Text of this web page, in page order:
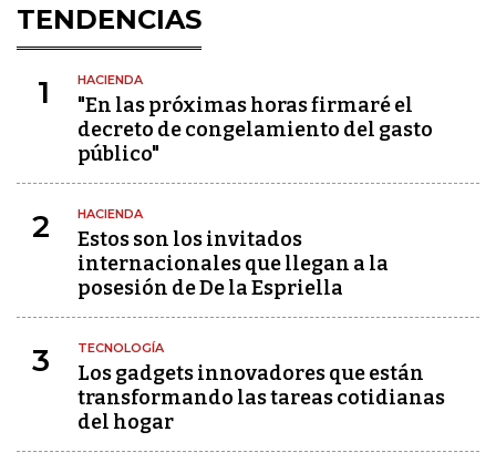
TENDENCIAS
1 HACIENDA
"En las próximas horas firmaré el
decreto de congelamiento del gasto
público"
2 HACIENDA
Estos son los invitados
internacionales que llegan a la
posesión de De la Espriella
3 TECNOLOGÍA
Los gadgets innovadores que están
transformando las tareas cotidianas
del hogar